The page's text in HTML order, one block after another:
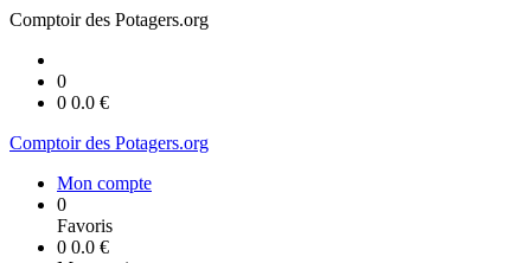
Comptoir des Potagers.org
0
0 0.0 €
Comptoir des Potagers.org
Mon compte
0
Favoris
0 0.0 €